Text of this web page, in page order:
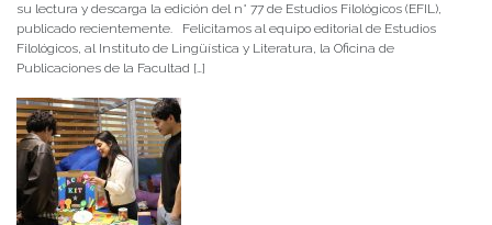
su lectura y descarga la edición del n° 77 de Estudios Filológicos (EFIL),
publicado recientemente. Felicitamos al equipo editorial de Estudios
Filológicos, al Instituto de Lingüística y Literatura, la Oficina de
Publicaciones de la Facultad […]